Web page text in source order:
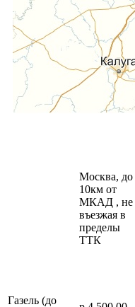
Москва, до
10км от
МКАД , не
въезжая в
пределы
ТТК
Газель (до